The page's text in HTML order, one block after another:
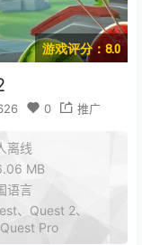
游戏评分：8.0
0 推广
离线
MB
语言
、Quest 2、
Pro